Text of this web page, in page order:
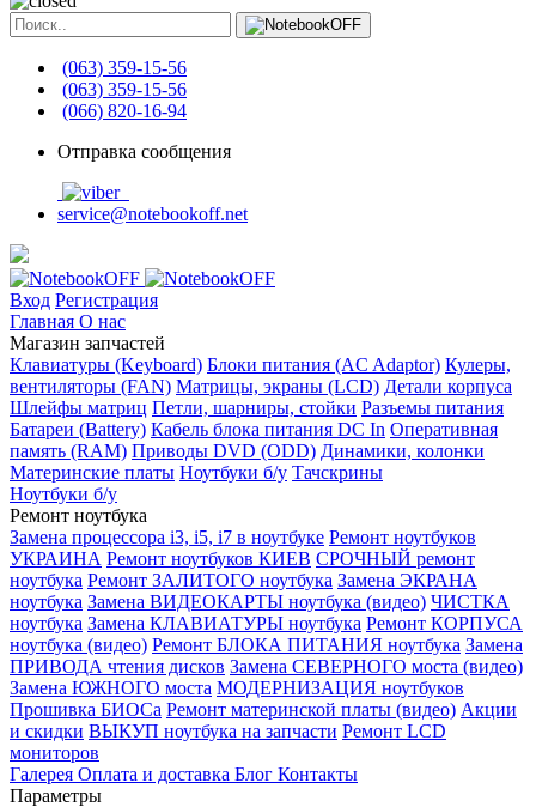
(063) 359-15-56
(063) 359-15-56
(066) 820-16-94
Отправка сообщения
service@notebookoff.net
Вход Регистрация
Главная О нас
Магазин запчастей
Клавиатуры (Keyboard) Блоки питания (AC Adaptor) Кулеры,
вентиляторы (FAN) Матрицы, экраны (LCD) Детали корпуса
Шлейфы матриц Петли, шарниры, стойки Разъемы питания
Батареи (Battery) Кабель блока питания DC In Оперативная
память (RAM) Приводы DVD (ODD) Динамики, колонки
Материнские платы Ноутбуки б/у Тачскрины
Ноутбуки б/у
Ремонт ноутбука
Замена процессора i3, i5, i7 в ноутбуке Ремонт ноутбуков
УКРАИНА Ремонт ноутбуков КИЕВ СРОЧНЫЙ ремонт
ноутбука Ремонт ЗАЛИТОГО ноутбука Замена ЭКРАНА
ноутбука Замена ВИДЕОКАРТЫ ноутбука (видео) ЧИСТКА
ноутбука Замена КЛАВИАТУРЫ ноутбука Ремонт КОРПУСА
ноутбука (видео) Ремонт БЛОКА ПИТАНИЯ ноутбука Замена
ПРИВОДА чтения дисков Замена СЕВЕРНОГО моста (видео)
Замена ЮЖНОГО моста МОДЕРНИЗАЦИЯ ноутбуков
Прошивка БИОСа Ремонт материнской платы (видео) Акции
и скидки ВЫКУП ноутбука на запчасти Ремонт LCD
мониторов
Галерея Оплата и доставка Блог Контакты
Параметры